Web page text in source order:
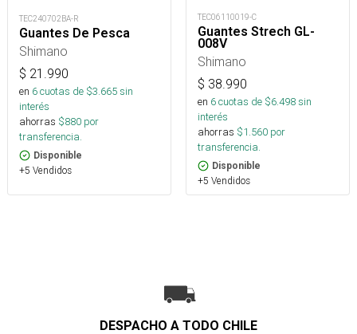
TEC240702BA-R
Guantes De Pesca
Shimano
$ 21.990
en 6cuotas de $3.665sin
interés
ahorras $880 por
transferencia.
Disponible
+5 Vendidos
TEC06110019-C
Guantes Strech GL-
008V
Shimano
$ 38.990
en 6cuotas de $6.498sin
interés
ahorras $1.560 por
transferencia.
Disponible
+5 Vendidos
DESPACHO A TODO CHILE